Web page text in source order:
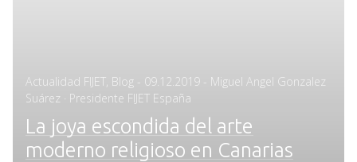
Actualidad FIJET Blog - Posted
on
09.12.2019 - Miguel Angel Gonzalez
Suárez · Presidente FIJET España
La joya escondida del arte
moderno religioso en Canarias